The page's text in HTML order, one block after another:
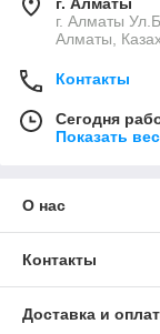
г. Алматы
Алматы,
Контакты
Сегодня
Показать
О нас
Контакты
Доставка и